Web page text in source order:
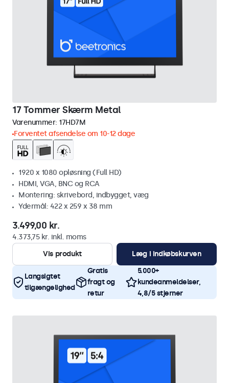
17 Tommer Skærm Metal
Varenummer: 17HD7M
Forventet afsendelse om 10-12 dage
1920 x 1080 opløsning (Full HD)
HDMI, VGA, BNC og RCA
Montering: skrivebord, indbygget, væg
Ydermål: 422 x 259 x 38 mm
3.499,00 kr.
4.373,75 kr. inkl. moms
Vis produkt
Læg i indkøbskurven
Langsigtet
tilgængelighed
Gratis
fragt og
retur
5.000+
kundeanmeldelser,
4,8/5 stjerner